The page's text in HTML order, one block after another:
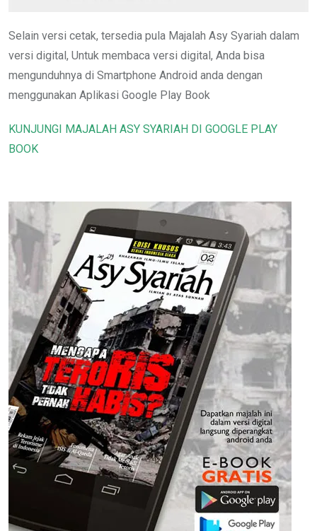
Selain versi cetak, tersedia pula Majalah Asy Syariah dalam
versi digital, Untuk membaca versi digital, Anda bisa
mengunduhnya di Smartphone Android anda dengan
menggunakan Aplikasi Google Play Book
KUNJUNGI MAJALAH ASY SYARIAH DI GOOGLE PLAY
BOOK